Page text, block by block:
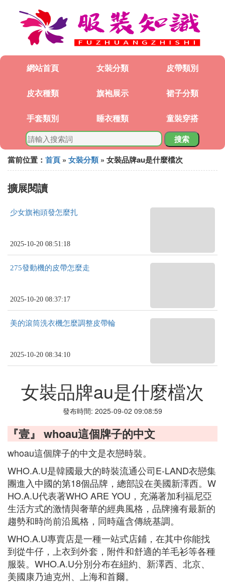
網站首頁 女裝分類 皮帶類別
皮衣種類 旗袍展示 裙子分類
手套類別 睡衣種類 童裝穿搭
搜索
當前位置： 首頁 » 女裝分類 » 女裝品牌au是什麼檔次
擴展閱讀
少女旗袍頭發怎麼扎
2025-10-20 08:51:18
275發動機的皮帶怎麼走
2025-10-20 08:37:17
美的滾筒洗衣機怎麼調整皮帶輪
2025-10-20 08:34:10
女裝品牌au是什麼檔次
發布時間: 2025-09-02 09:08:59
『壹』 whoau這個牌子的中文
whoau這個牌子的中文是衣戀時裝。
WHO.A.U是韓國最大的時裝流通公司E-LAND衣戀集
團進入中國的第18個品牌，總部設在美國新澤西。W
HO.A.U代表著WHO ARE YOU，充滿著加利福尼亞
生活方式的激情與奢華的經典風格，品牌擁有最新的
趨勢和時尚前沿風格，同時蘊含傳統基調。
WHO.A.U專賣店是一種一站式店鋪，在其中你能找
到從牛仔，上衣到外套，附件和舒適的羊毛衫等各種
服裝。WHO.A.U分別分布在紐約、新澤西、北京、
美國康乃迪克州、上海和首爾。